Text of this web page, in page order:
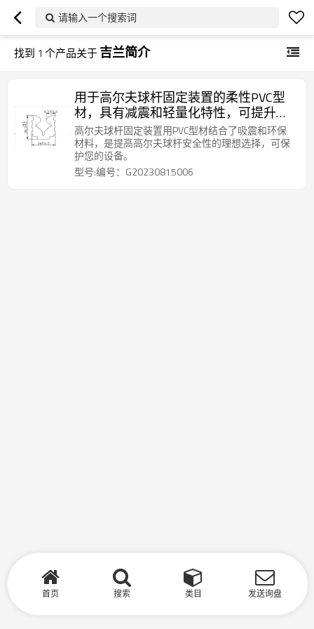
请输入一个搜索词
找到 1 个产品关于吉兰简介
用于高尔夫球杆固定装置的柔性PVC型
材，具有减震和轻量化特性，可提升高
尔夫球具性能。
高尔夫球杆固定装置用PVC型材结合了吸震和环保
材料，是提高高尔夫球杆安全性的理想选择，可保
护您的设备。
型号:编号：G20230815006
首页 搜索 类目 发送询盘